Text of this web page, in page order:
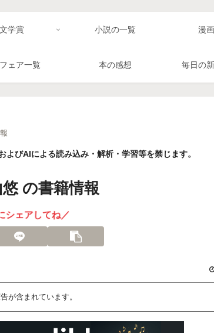
文学賞 小説の一覧 漫
ェア一覧 本の感想 毎日の
びAIによる読み込み・解析・学習等を禁じます。
の書籍情報
シェアしてね／
が含まれています。